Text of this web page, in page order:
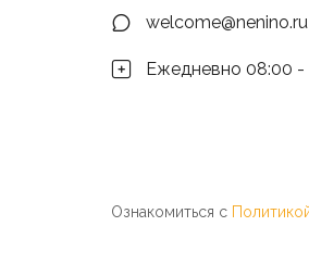
welcome@nenino.ru
Ежедневно 08:00 -
Ознакомиться с